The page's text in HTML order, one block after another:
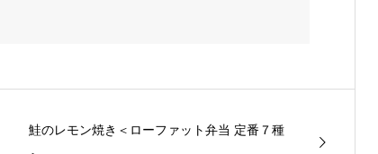
鮭のレモン焼き＜ローファット弁当 定番７種